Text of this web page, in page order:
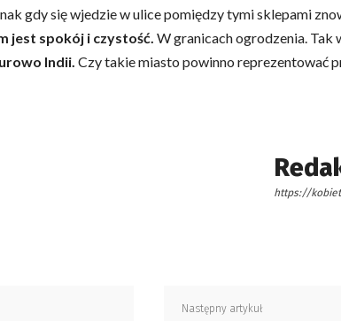
gdy się wjedzie w ulice pomiędzy tymi sklepami
jest spokój i czystość. W granicach ogrodzenia. Tak
Indii. Czy takie miasto powinno reprezentować
https://
Następny artykuł